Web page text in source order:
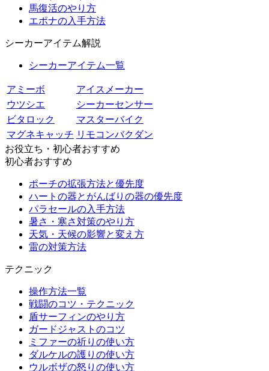
馬復活のやり方
エポナの入手方法
シーカーアイテム解説
シーカーアイテム一覧
アミーボ
アイスメーカー
ウツシエ
シーカーセンサー
ビタロック
マスターバイク
マグネキャッチ リモコンバクダン
お役立ち・初心者おすすめ
初心者おすすめ
ポーチの拡張方法と優先度
ハートの器とがんばりの器の優先度
パラセールの入手方法
暑さ・寒さ対策のやり方
天気・天候の影響と変え方
雷の対策方法
テクニック
操作方法一覧
戦闘のコツ・テクニック
盾サーフィンのやり方
ガードジャストのコツ
ミファーの祈りの使い方
ダルケルの護りの使い方
ウルボザの怒りの使い方